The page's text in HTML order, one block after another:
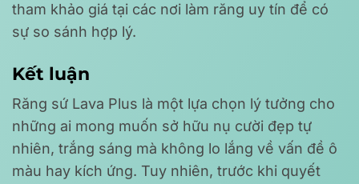
tham khảo giá tại các nơi làm răng uy tín để có
sự so sánh hợp lý.
Kết luận
Răng sứ Lava Plus là một lựa chọn lý tưởng cho
những ai mong muốn sở hữu nụ cười đẹp tự
nhiên, trắng sáng mà không lo lắng về vấn đề ô
màu hay kích ứng. Tuy nhiên, trước khi quyết